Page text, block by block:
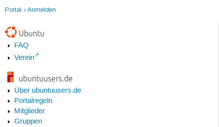
Portal Anmelden
Ubuntu
FAQ
Verein
ubuntuusers.de
Über ubuntuusers.de
Portalregeln
Mitglieder
Gruppen